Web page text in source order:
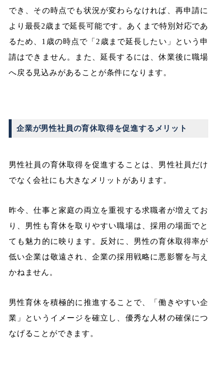
でき、その時点でも状況が変わらなければ、再申請に
より最長2歳まで延長可能です。あくまで特別対応であ
るため、1歳の時点で「2歳まで延長したい」という申
請はできません。また、延長するには、休業後に職場
へ戻る見込みがあることが条件になります。
企業が男性社員の育休取得を促進するメリット
男性社員の育休取得を促進することは、男性社員だけ
でなく会社にも大きなメリットがあります。
昨今、仕事と家庭の両立を重視する求職者が増えてお
り、男性も育休を取りやすい職場は、採用の場面でと
ても魅力的に映ります。反対に、男性の育休取得率が
低い企業は敬遠され、企業の採用戦略に悪影響を与え
かねません。
男性育休を積極的に推進することで、「働きやすい企
業」というイメージを確立し、優秀な人材の確保につ
なげることができます。